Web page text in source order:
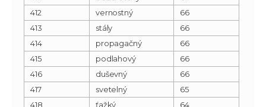
412
vernostný
66
413
stály
66
414
propagačný
66
415
podlahový
66
416
duševný
66
417
svetelný
65
418
ťažký 64